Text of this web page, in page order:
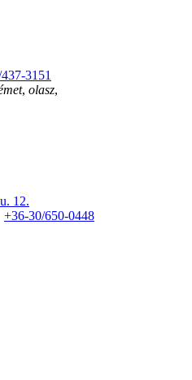
3151
, olasz,
12.
+36-30/650-0448